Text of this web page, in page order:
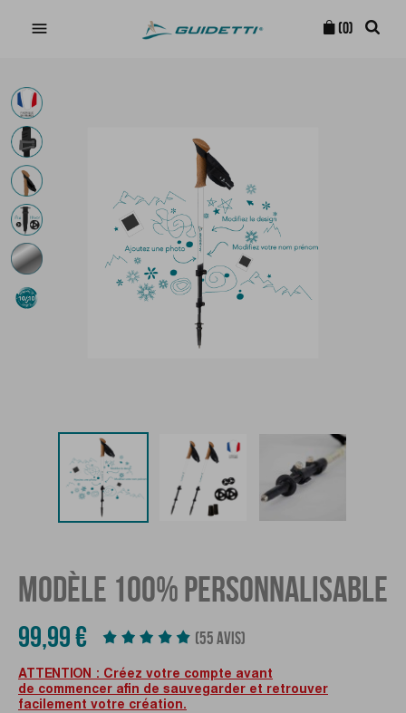
 (0)
MODÈLE 100% PERSONNALISABLE
99,99 € (55 AVIS)
ATTENTION : Créez votre compte avant
de commencer afin de sauvegarder et retrouver
facilement votre création.